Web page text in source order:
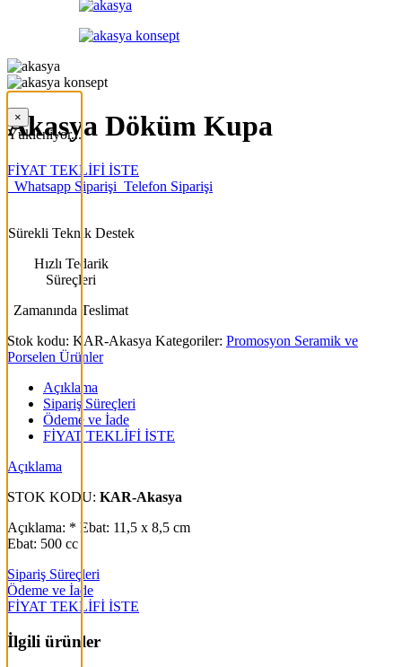
×
Yükleniyor...
Akasya Döküm Kupa
FİYAT TEKLİFİ İSTE
Whatsapp Siparişi Telefon Siparişi
Sürekli Teknik Destek
Hızlı Tedarik
Süreçleri
Zamanında Teslimat
Stok kodu: KAR-Akasya Kategoriler: Promosyon Seramik ve
Porselen Ürünler
Açıklama
Sipariş Süreçleri
Ödeme ve İade
FİYAT TEKLİFİ İSTE
Açıklama
STOK KODU: KAR-Akasya
Açıklama: * Ebat: 11,5 x 8,5 cm
Ebat: 500 cc
Sipariş Süreçleri
Ödeme ve İade
FİYAT TEKLİFİ İSTE
İlgili ürünler